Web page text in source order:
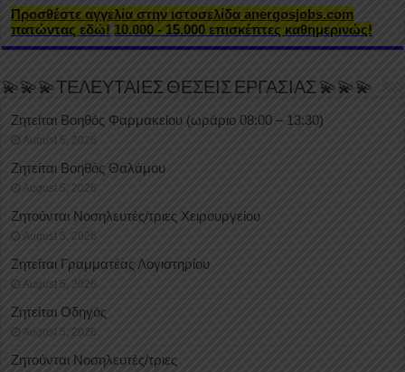
Προσθέστε αγγελία στην ιστοσελίδα anergosjobs.com
πατώντας εδώ! 10.000 - 15.000 επισκέπτες καθημερινώς!
💫💫💫ΤΕΛΕΥΤΑΙΕΣ ΘΕΣΕΙΣ ΕΡΓΑΣΙΑΣ 💫💫💫
Ζητείται Βοηθός Φαρμακείου (ωράριο 08:00 – 13:30)
August 5, 2026
Ζητείται Βοηθός Θαλάμου
August 5, 2026
Ζητούνται Νοσηλευτές/τριες Χειρουργείου
August 5, 2026
Ζητείται Γραμματέας Λογιστηρίου
August 5, 2026
Ζητείται Οδηγός
August 5, 2026
Ζητούνται Νοσηλευτές/τριες